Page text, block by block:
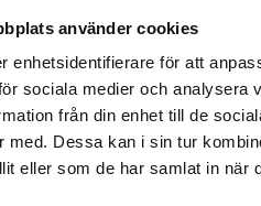
använder cookies
enhetsidentifierare för att
sociala medier och analysera
från din enhet till de
med. Dessa kan i sin tur
eller som de har samlat in när